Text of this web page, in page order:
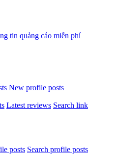
New profile posts
Latest reviews Search link
posts Search profile posts